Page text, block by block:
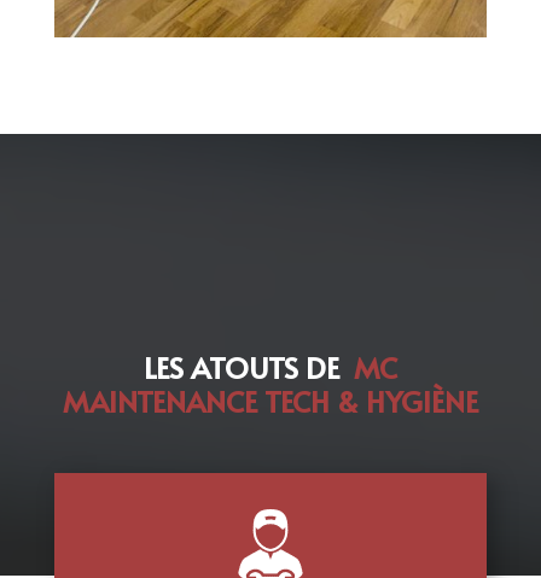
LES ATOUTS DE MC
MAINTENANCE TECH & HYGIÈNE